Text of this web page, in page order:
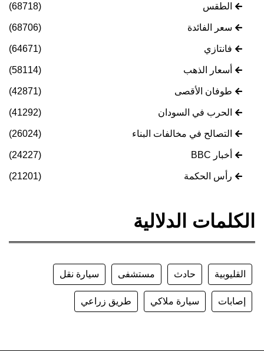
الطقس (68718)
سعر الفائدة (68706)
فانتازي (64671)
أسعار الذهب (58114)
طوفان الأقصى (42871)
الحرب في السودان (41292)
التصالح في مخالفات البناء (26024)
أخبار BBC (24227)
رأس الحكمة (21201)
الكلمات الدلالية
القليوبية حادث مستشفى سيارة نقل
إصابات سيارة ملاكي طريق زراعي